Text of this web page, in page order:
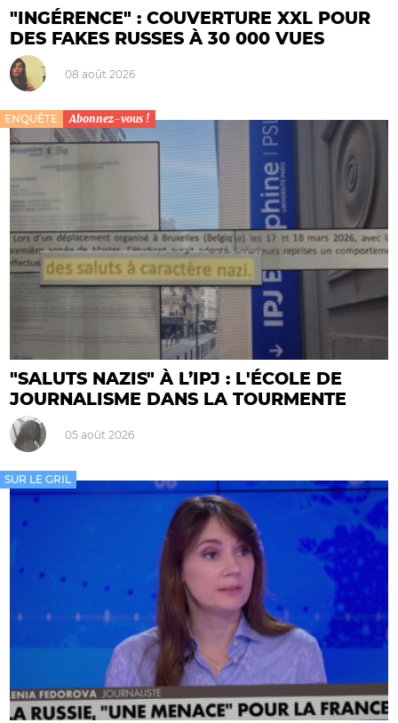
"INGÉRENCE" : COUVERTURE XXL POUR
DES FAKES RUSSES À 30 000 VUES
08 août 2026
ENQUÊTE Abonnez-vous !
"SALUTS NAZIS" À L’IPJ : L'ÉCOLE DE
JOURNALISME DANS LA TOURMENTE
05 août 2026
SUR LE GRIL